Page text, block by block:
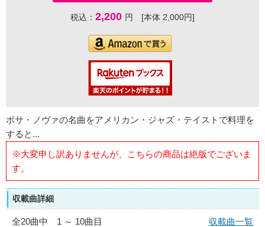
税込： 2,200 円 [本体 2,000円]
ボサ・ノヴァの名曲をアメリカン・ジャズ・テイストで料理を
すると...
※大変申し訳ありませんが、こちらの商品は絶版でございま
す。
収載曲詳細
全20曲中 1 ～ 10曲目 収載曲一覧